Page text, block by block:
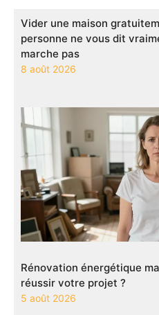
Vider une maison
personne ne vous dit
marche pas
8 août 2026
Rénovation énergétique
réussir votre projet ?
5 août 2026